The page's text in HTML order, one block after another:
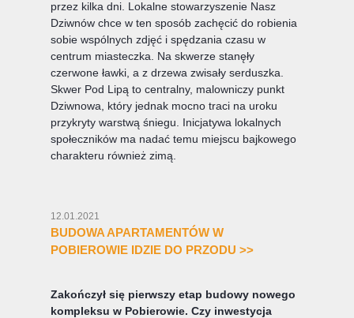
przez kilka dni. Lokalne stowarzyszenie Nasz
Dziwnów chce w ten sposób zachęcić do robienia
sobie wspólnych zdjęć i spędzania czasu w
centrum miasteczka. Na skwerze stanęły
czerwone ławki, a z drzewa zwisały serduszka.
Skwer Pod Lipą to centralny, malowniczy punkt
Dziwnowa, który jednak mocno traci na uroku
przykryty warstwą śniegu. Inicjatywa lokalnych
społeczników ma nadać temu miejscu bajkowego
charakteru również zimą.
12.01.2021
BUDOWA APARTAMENTÓW W
POBIEROWIE IDZIE DO PRZODU >>
Zakończył się pierwszy etap budowy nowego
kompleksu w Pobierowie. Czy inwestycja